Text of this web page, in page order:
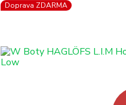
Doprava ZDARMA